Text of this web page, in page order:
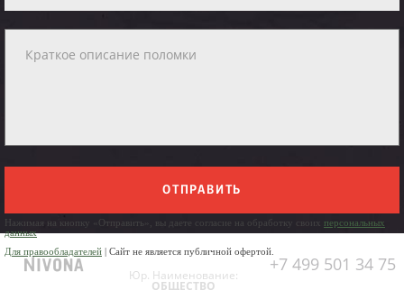
ОТПРАВИТЬ
Нажимая на кнопку «Отправить», вы даете согласие на обработку своих персональных
данных
Для правообладателей | Сайт не является публичной офертой.
+7 499 501 34 75
Юр. Наименование:
ОБЩЕСТВО